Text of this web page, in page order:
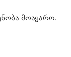
მოაყარო.